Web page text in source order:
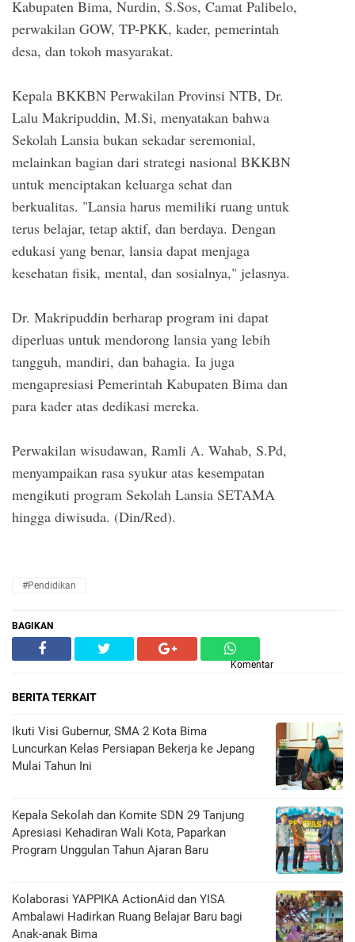
Kabupaten Bima, Nurdin, S.Sos, Camat Palibelo,
perwakilan GOW, TP-PKK, kader, pemerintah
desa, dan tokoh masyarakat.
Kepala BKKBN Perwakilan Provinsi NTB, Dr.
Lalu Makripuddin, M.Si, menyatakan bahwa
Sekolah Lansia bukan sekadar seremonial,
melainkan bagian dari strategi nasional BKKBN
untuk menciptakan keluarga sehat dan
berkualitas. "Lansia harus memiliki ruang untuk
terus belajar, tetap aktif, dan berdaya. Dengan
edukasi yang benar, lansia dapat menjaga
kesehatan fisik, mental, dan sosialnya," jelasnya.
Dr. Makripuddin berharap program ini dapat
diperluas untuk mendorong lansia yang lebih
tangguh, mandiri, dan bahagia. Ia juga
mengapresiasi Pemerintah Kabupaten Bima dan
para kader atas dedikasi mereka.
Perwakilan wisudawan, Ramli A. Wahab, S.Pd,
menyampaikan rasa syukur atas kesempatan
mengikuti program Sekolah Lansia SETAMA
hingga diwisuda. (Din/Red).
#Pendidikan
BAGIKAN
Komentar
BERITA TERKAIT
Ikuti Visi Gubernur, SMA 2 Kota Bima
Luncurkan Kelas Persiapan Bekerja ke Jepang
Mulai Tahun Ini
Kepala Sekolah dan Komite SDN 29 Tanjung
Apresiasi Kehadiran Wali Kota, Paparkan
Program Unggulan Tahun Ajaran Baru
Kolaborasi YAPPIKA ActionAid dan YISA
Ambalawi Hadirkan Ruang Belajar Baru bagi
Anak-anak Bima